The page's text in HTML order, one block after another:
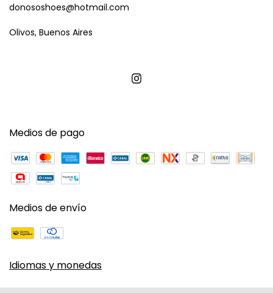
donososhoes@hotmail.com
Olivos, Buenos Aires
Medios de pago
Medios de envío
Idiomas y monedas